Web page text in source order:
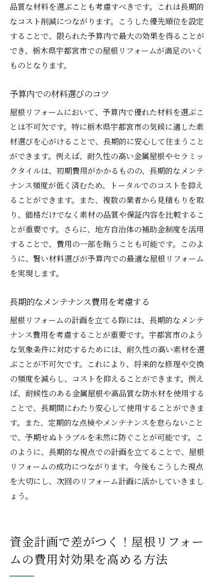
品質な材料を選ぶことも考慮すべきです。これは長期的
なコスト削減につながります。こうした優先順位を設定
することで、限られた予算内で最大の効果を得ることが
でき、栃木県宇都宮市での屋根リフォームが満足のいく
ものとなります。
予算内での材料選びのコツ
屋根リフォームにおいて、予算内で優れた材料を選ぶこ
とは不可欠です。特に栃木県宇都宮市の気候に適した素
材選びを心がけることで、長期的に安心して住まうこと
ができます。例えば、耐久性の高い金属屋根やセラミッ
クタイルは、初期費用がかかるものの、長期的なメンテ
ナンス頻度が低く済むため、トータルでのコストを抑え
ることができます。また、複数の業者から見積もりを取
り、価格だけでなく素材の品質や保証内容を比較するこ
とが重要です。さらに、地方自治体の補助金制度を活用
することで、費用の一部を賄うことも可能です。このよ
うに、賢い材料選びが予算内での最適な屋根リフォーム
を実現します。
長期的なメンテナンス費用を考慮する
屋根リフォームの計画を立てる際には、長期的なメンテ
ナンス費用を考慮することが重要です。宇都宮市のよう
な気象条件に対応するためには、耐久性の高い素材を選
ぶことが不可欠です。これにより、将来的な修理や交換
の頻度を減らし、コストを抑えることができます。例え
ば、耐候性のある金属屋根や高品質な防水材を使用する
ことで、長期間にわたり安心して使用することができま
す。また、定期的な点検やメンテナンスを怠らないこと
で、予期せぬトラブルを未然に防ぐことが可能です。こ
のように、長期的な視点での計画を立てることで、屋根
リフォームの成功につながります。今後もこうした視点
を大切にし、次回のリフォーム計画に活かしていきまし
ょう。
資金計画で差がつく！屋根リフォー
ムの費用対効果を高める方法